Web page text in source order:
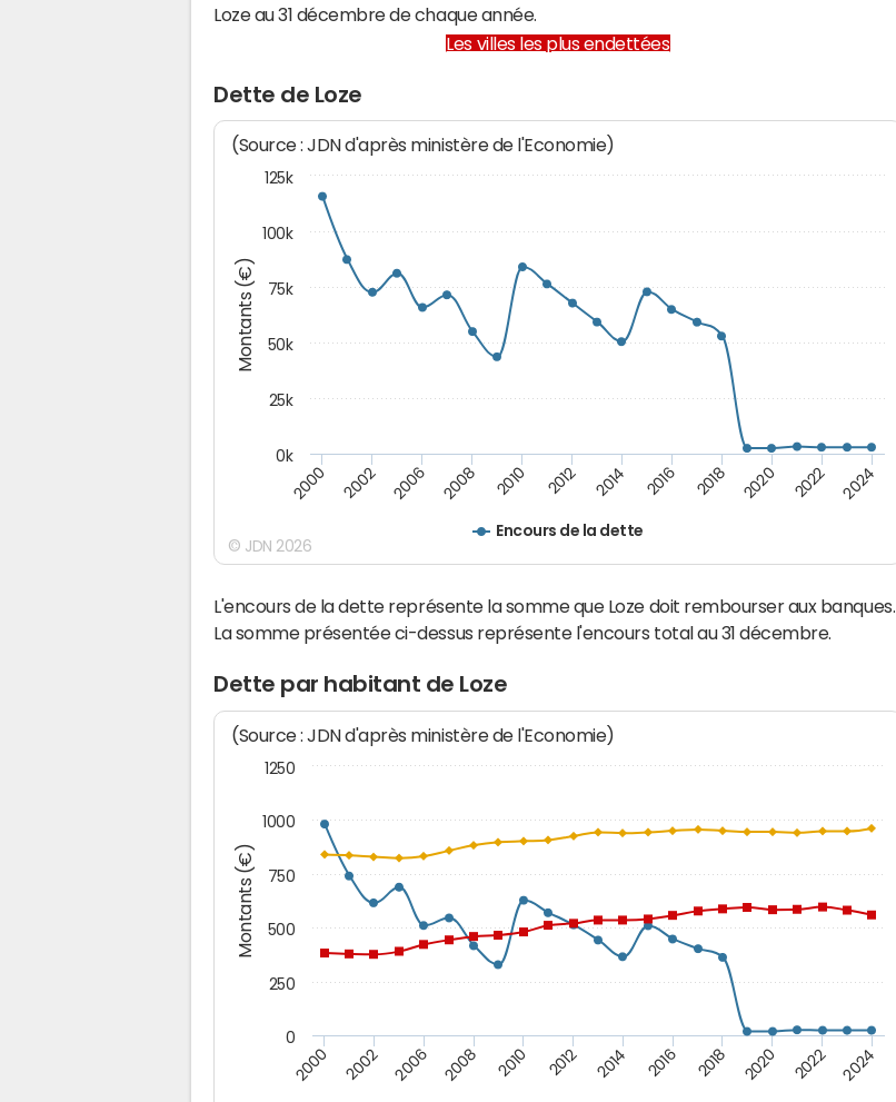
Loze au 31 décembre de chaque année.
Les villes les plus endettées
Dette de Loze
Montants (€)
(Source : JDN d'après ministère de l'Economie)
Encours de la dette
2000 2002 2006 2008 2010 2012 2014 2016 2018 2020 2022 2024
0k
25k
50k
75k
100k
125k
© JDN 2026
L'encours de la dette représente la somme que Loze doit rembourser aux banques.
La somme présentée ci-dessus représente l'encours total au 31 décembre.
Dette par habitant de Loze
Montants (€)
(Source : JDN d'après ministère de l'Economie)
2000 2002 2006 2008 2010 2012 2014 2016 2018 2020 2022 2024
0
250
500
750
1000
1250